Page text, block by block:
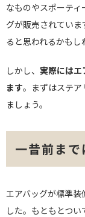
なものやスポーテ
グが販売されてい
ると思われるかもし
しかし、 実際にはエ
ます。まずはステア
ましょう。
一昔前ま
エアバッグが標準
した。もともとつ